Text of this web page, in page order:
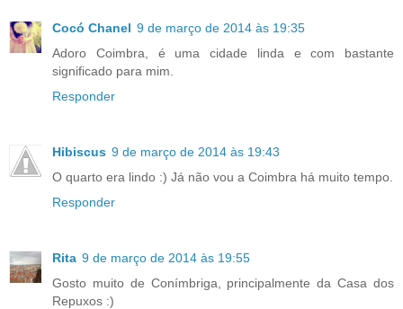
Cocó Chanel 9 de março de 2014 às 19:35
Adoro Coimbra, é uma cidade linda e com bastante
significado para mim.
Responder
Hibiscus 9 de março de 2014 às 19:43
O quarto era lindo :) Já não vou a Coimbra há muito tempo.
Responder
Rita 9 de março de 2014 às 19:55
Gosto muito de Conímbriga, principalmente da Casa dos
Repuxos :)